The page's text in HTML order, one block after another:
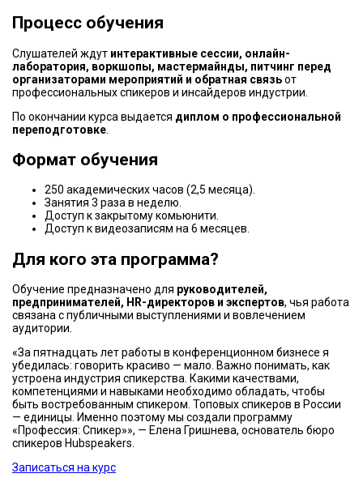
Процесс обучения
Слушателей ждут интерактивные сессии, онлайн-
лаборатория, воркшопы, мастермайнды, питчинг перед
организаторами мероприятий и обратная связьот
профессиональных спикеров и инсайдеров индустрии.
По окончании курса выдается диплом о профессиональной
переподготовке
Формат обучения
250 академических часов (2,5 месяца).
Занятия 3 раза в неделю.
Доступ к закрытому комьюнити.
Доступ к видеозаписям на 6 месяцев.
Для кого эта программа?
Обучение предназначено для руководителей,
предпринимателей, HR-директоров и экспертов, чья работа
связана с публичными выступлениями и вовлечением
аудитории.
«За пятнадцать лет работы в конференционном бизнесе я
убедилась: говорить красиво — мало. Важно понимать, как
устроена индустрия спикерства. Какими качествами,
компетенциями и навыками необходимо обладать, чтобы
быть востребованным спикером. Топовых спикеров в России
— единицы. Именно поэтому мы создали программу
«Профессия: Спикер»», — Елена Гришнева, основатель бюро
спикеров Hubspeakers.
Записаться на курс